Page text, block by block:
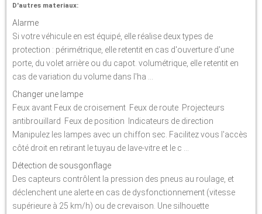
D'autres materiaux:
Alarme
Si votre véhicule en est équipé, elle réalise deux types de
protection : périmétrique, elle retentit en cas d'ouverture d'une
porte, du volet arrière ou du capot. volumétrique, elle retentit en
cas de variation du volume dans l'ha ...
Changer une lampe
Feux avant Feux de croisement Feux de route Projecteurs
antibrouillard Feux de position Indicateurs de direction
Manipulez les lampes avec un chiffon sec. Facilitez vous l'accès
côté droit en retirant le tuyau de lave-vitre et le c ...
Détection de sousgonflage
Des capteurs contrôlent la pression des pneus au roulage, et
déclenchent une alerte en cas de dysfonctionnement (vitesse
supérieure à 25 km/h) ou de crevaison. Une silhouette